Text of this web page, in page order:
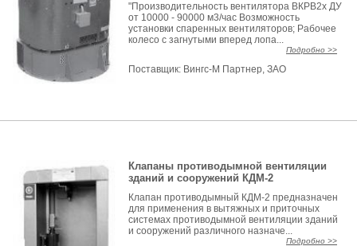
"Производительность вентилятора ВКРВ2х ДУ
от 10000 - 90000 м3/час Возможность
установки спаренных вентиляторов; Рабочее
колесо с загнутыми вперед лопа...
Подробно >>
Поставщик: Вингс-М Партнер, ЗАО
Клапаны противодымной вентиляции
зданий и сооружений КДМ-2
Клапан противодымный КДМ-2 предназначен
для применения в вытяжных и приточных
системах противодымной вентиляции зданий
и сооружений различного назначе...
Подробно >>